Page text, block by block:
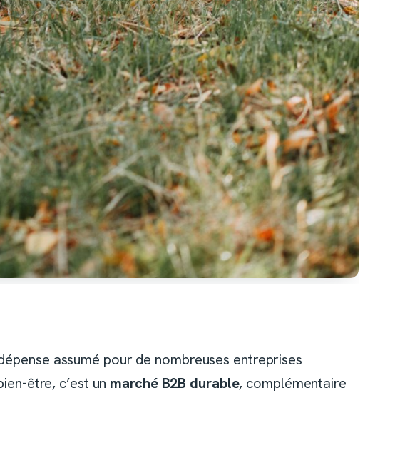
assumé pour de nombreuses entreprises
être, c’est un marché B2B durable, complémentaire